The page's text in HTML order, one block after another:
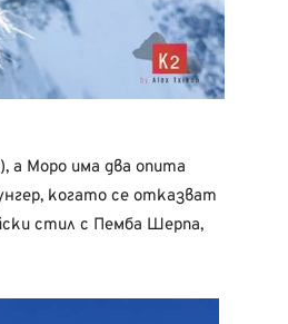
а Моро има два опита
когато се отказват
стил с Пемба Шерпа,